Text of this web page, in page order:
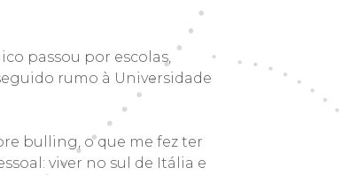
passou por escolas,
rumo à Universidade
bulling, o que me fez ter
viver no sul de Itália e